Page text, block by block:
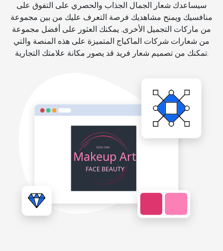
سيساعدك شعار الجمال الجذاب والحصري على التفوق على
منافسيك ويمنح مشاهديك فرصة التعرف عليك من بين مجموعة
من ماركات التجميل الأخرى. يمكنك العثور على أفضل مجموعة
من شعارات شركات الماكياج المتميزة على هذه المنصة والتي
تمكنك من تصميم شعار فريد قد يصور مكانة علامتك التجارية.